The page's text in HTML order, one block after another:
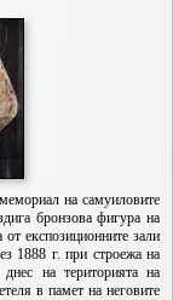
на самуиловите
бронзова фигура на
експозиционните зали
1888 г. при строежа на
на територията на
в памет на неговите